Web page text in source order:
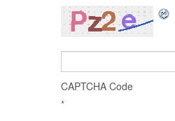
CAPTCHA Code
*